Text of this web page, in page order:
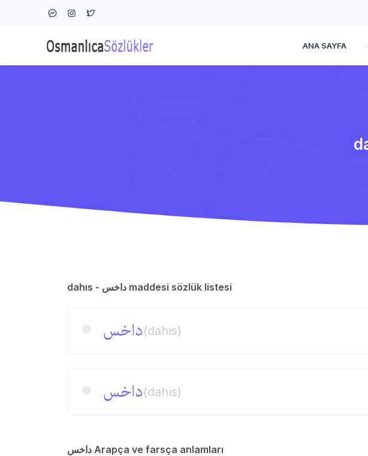
ANA SAYFA
dahıs - داخس maddesi sözlük listesi
داخس(dahıs)
داخس(dahıs)
داخس Arapça ve farsça anlamları